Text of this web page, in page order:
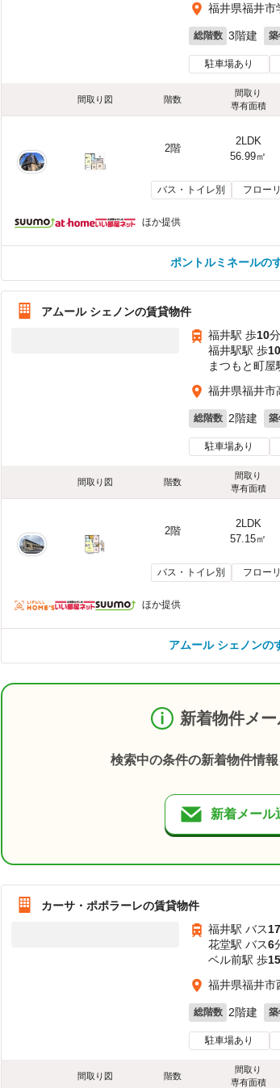
福井県福井市
総階数 3階建 築
駐車場あり
間取り図 階数
間取り
専有面積
2階
2LDK
56.99㎡
バス・トイレ別 フロー
ほか提供
ポントルミネールの
アムール シェノンの賃貸物件
福井駅 歩10
福井駅駅 歩10
まつもと町屋
福井県福井市
総階数 2階建 築
駐車場あり
間取り図 階数
間取り
専有面積
2階
2LDK
57.15㎡
バス・トイレ別 フロー
ほか提供
アムール シェノンの
新着物件メ
検索中の条件の新着物件情
新着メール
カーサ・ポポラーレの賃貸物件
福井駅 バス17
花堂駅 バス6
ベル前駅 歩15
福井県福井市
総階数 2階建 築
駐車場あり
間取り図 階数
間取り
専有面積